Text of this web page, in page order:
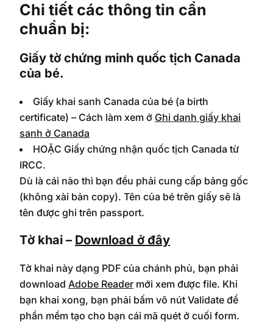
Chi tiết các thông tin cần
chuẩn bị:
Giấy tờ chứng minh quốc tịch Canada
của bé.
Giấy khai sanh Canada của bé (a birth
certificate) – Cách làm xem ở Ghi danh giấy khai
sanh ở Canada
HOẶC Giấy chứng nhận quốc tịch Canada từ
IRCC.
Dù là cái nào thì bạn đều phải cung cấp bảng gốc
(không xài bản copy). Tên của bé trên giấy sẽ là
tên được ghi trên passport.
Tờ khai – Download ở đây
Tờ khai này dạng PDF của chánh phủ, bạn phải
download Adobe Reader mới xem được file. Khi
bạn khai xong, bạn phải bấm vô nút Validate để
phần mềm tạo cho bạn cái mã quét ở cuối form.